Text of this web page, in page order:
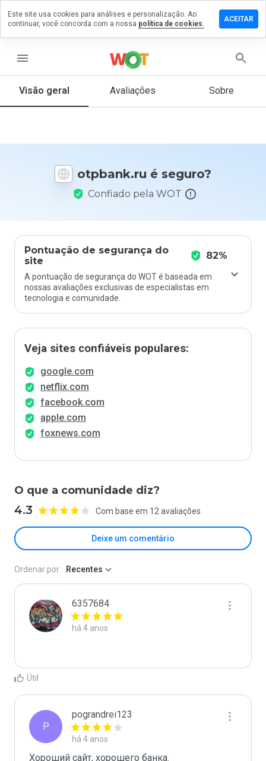
menu
Visão geral Avaliações Sobre
otpbank.ru é seguro?
Confiado pela WOT
Pontuação de segurança do
site
82%
A pontuação de segurança do WOT é baseada em
nossas avaliações exclusivas de especialistas em
tecnologia e comunidade.
Veja sites confiáveis populares:
google.com
netflix.com
facebook.com
apple.com
foxnews.com
O que a comunidade diz?
4.3 Com base em 12 avaliações
Deixe um comentário
um
que
Ordenar por: Recentes
6357684
há 4 anos
Útil
P
pograndrei123
há 4 anos
Хороший сайт, хорошего банка.
Este site usa cookies para análises e personalização. Ao
continuar, você concorda com a nossa política de cookies.
ACEITAR